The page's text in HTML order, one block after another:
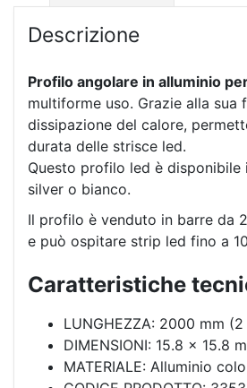
Descrizione
Profilo angolare in alluminio
multiforme uso. Grazie alla sua
dissipazione del calore,
durata delle strisce led.
Questo profilo led è disponibile
silver o bianco.
Il profilo è venduto in barre da
e può ospitare strip led fino a
Caratteristiche
LUNGHEZZA: 2000 mm
DIMENSIONI: 15.8 x 15.8
MATERIALE: Alluminio